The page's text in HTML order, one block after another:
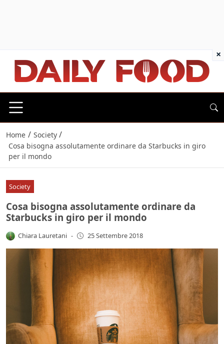
Home / Society /
Cosa bisogna assolutamente ordinare da Starbucks in giro
per il mondo
Society
Cosa bisogna assolutamente ordinare da
Starbucks in giro per il mondo
Chiara Lauretani - 25 Settembre 2018
×